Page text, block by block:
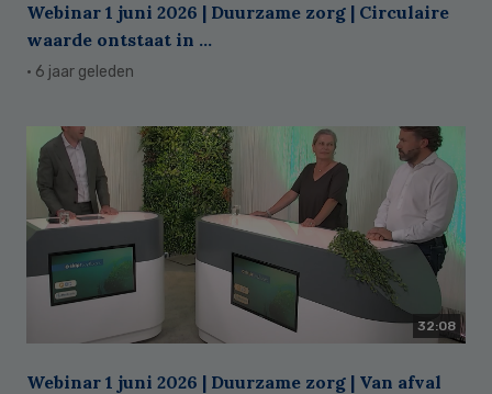
Webinar 1 juni 2026 | Duurzame zorg | Circulaire
waarde ontstaat in ...
· 6 jaar geleden
32:08
Webinar 1 juni 2026 | Duurzame zorg | Van afval